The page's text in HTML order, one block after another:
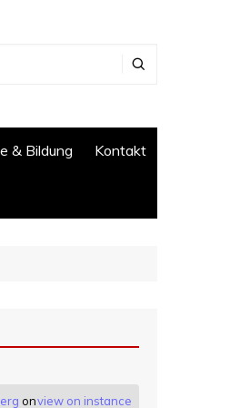
& Bildung Kontakt
view on instance
on